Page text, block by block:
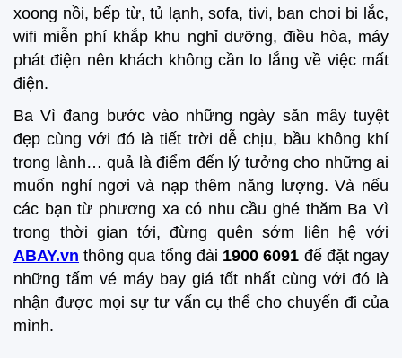
xoong nồi, bếp từ, tủ lạnh, sofa, tivi, ban chơi bi lắc,
wifi miễn phí khắp khu nghỉ dưỡng, điều hòa, máy
phát điện nên khách không cần lo lắng về việc mất
điện.
Ba Vì đang bước vào những ngày săn mây tuyệt
đẹp cùng với đó là tiết trời dễ chịu, bầu không khí
trong lành… quả là điểm đến lý tưởng cho những ai
muốn nghỉ ngơi và nạp thêm năng lượng. Và nếu
các bạn từ phương xa có nhu cầu ghé thăm Ba Vì
trong thời gian tới, đừng quên sớm liên hệ với
ABAY.vn thông qua tổng đài 1900 6091 để đặt ngay
những tấm vé máy bay giá tốt nhất cùng với đó là
nhận được mọi sự tư vấn cụ thể cho chuyến đi của
mình.